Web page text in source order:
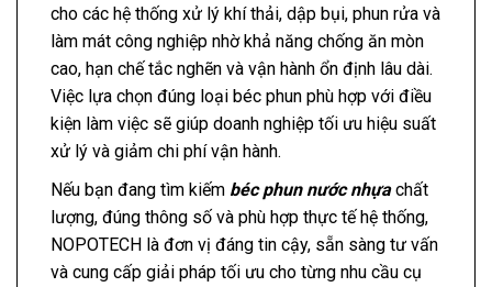
cho các hệ thống xử lý khí thải, dập bụi, phun rửa và
làm mát công nghiệp nhờ khả năng chống ăn mòn
cao, hạn chế tắc nghẽn và vận hành ổn định lâu dài.
Việc lựa chọn đúng loại béc phun phù hợp với điều
kiện làm việc sẽ giúp doanh nghiệp tối ưu hiệu suất
xử lý và giảm chi phí vận hành.
Nếu bạn đang tìm kiếm béc phun nước nhựachất
lượng, đúng thông số và phù hợp thực tế hệ thống,
NOPOTECH là đơn vị đáng tin cậy, sẵn sàng tư vấn
và cung cấp giải pháp tối ưu cho từng nhu cầu cụ